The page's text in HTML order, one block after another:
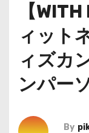
【
ィット
ィズカ
ンパー
By